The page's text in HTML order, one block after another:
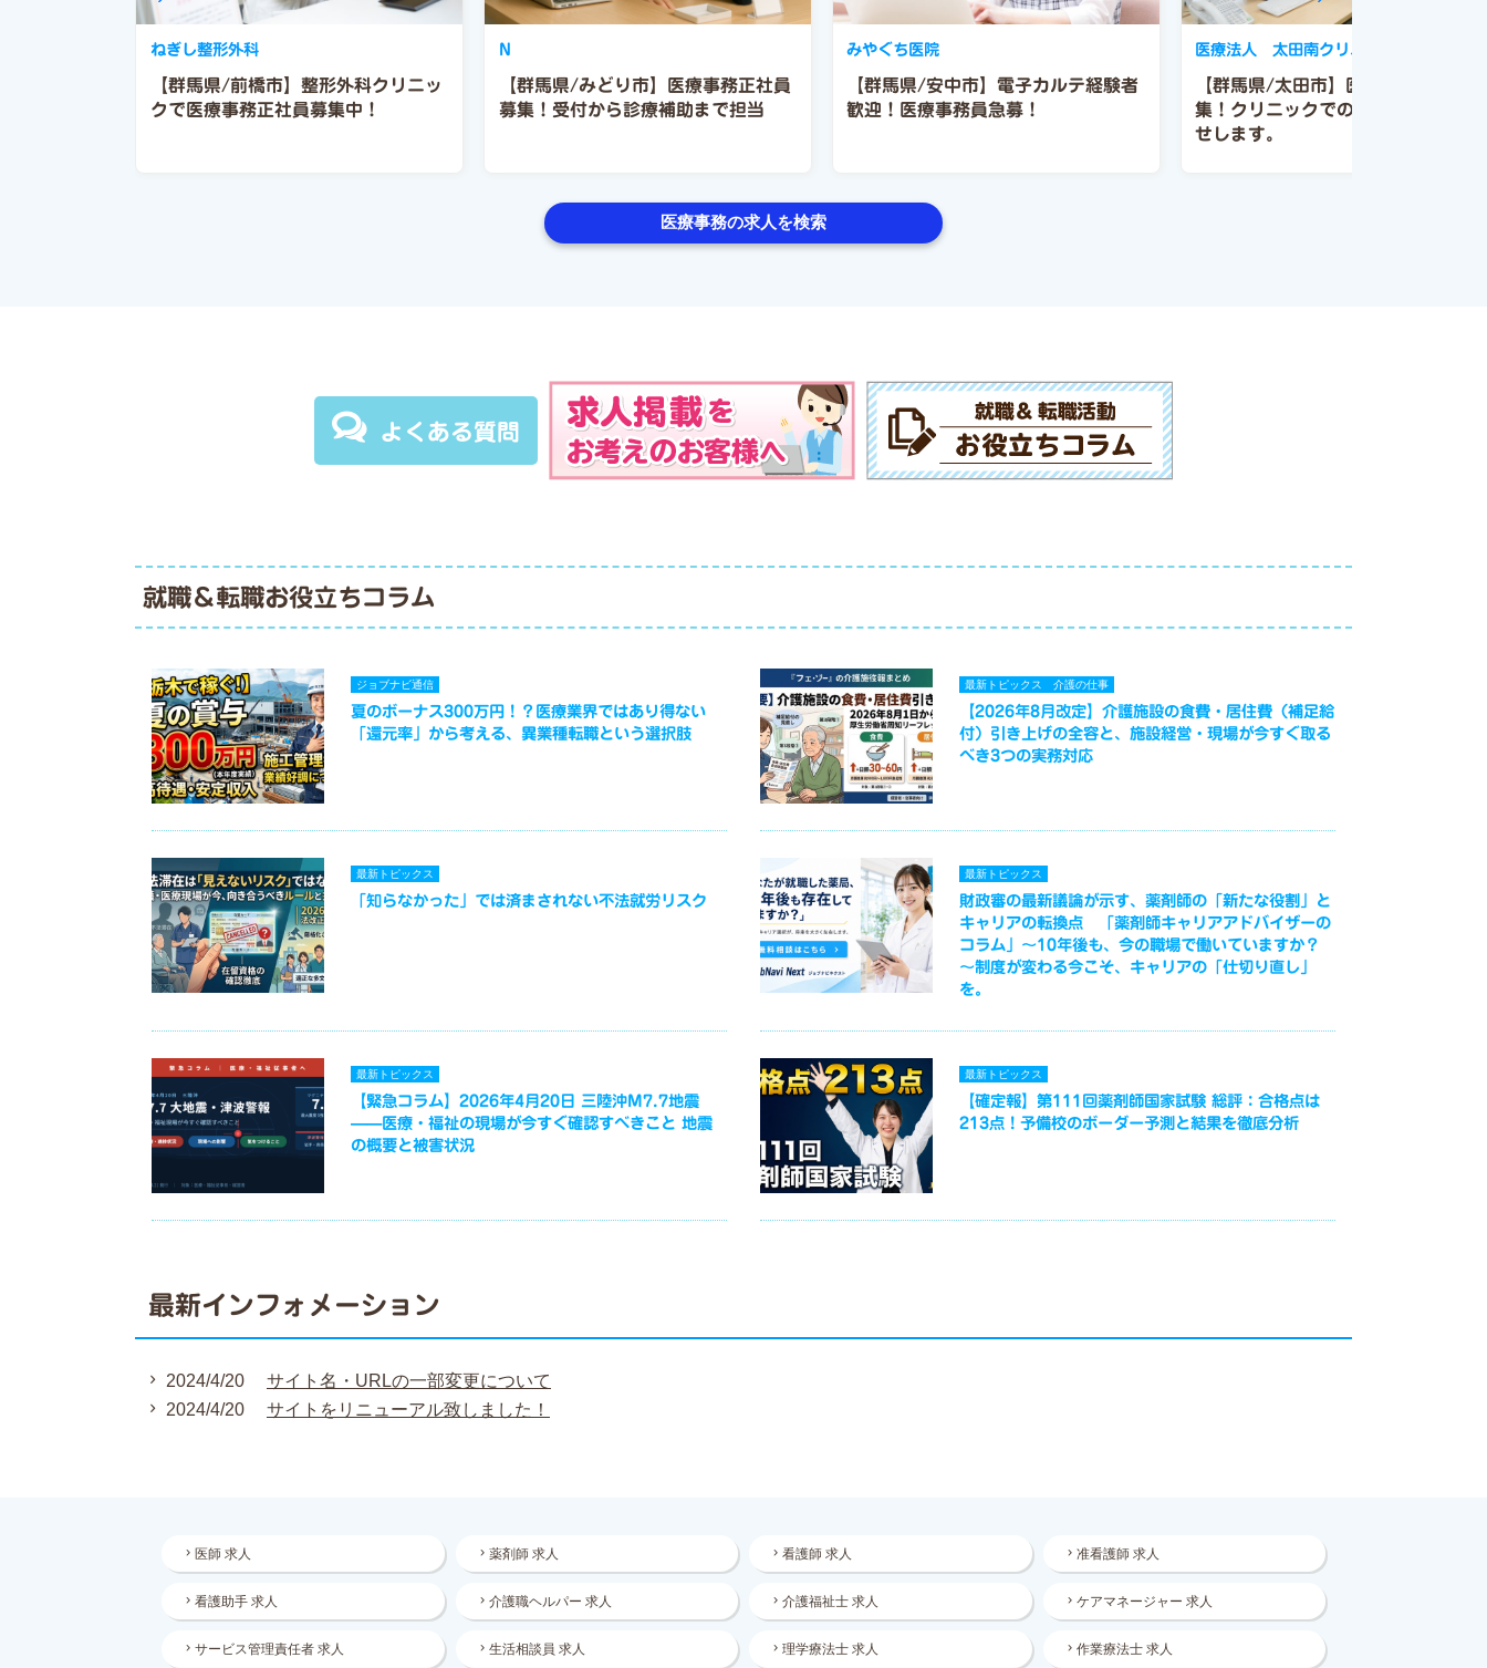
【群馬県/前橋市】整形外科クリニッ
クで医療事務正社員募集中！
ねぎし整形外科
【群馬県/みどり市】医療事務正社員
募集！受付から診療補助まで担当
N
【群馬県/安中市】電子カルテ経験者
歓迎！医療事務員急募！
みやぐち医院
【群馬県/太田市】医療事務パート募
集！クリニックでの事務全般をお任
せします。
医療法人 太田南クリニック
医療事務の求人を検索
よくある質問
就職＆転職お役立ちコラム
ジョブナビ通信
夏のボーナス300万円！？医療業界ではあり得ない
「還元率」から考える、異業種転職という選択肢
最新トピックス 介護の仕事
【2026年8月改定】介護施設の食費・居住費（補足給
付）引き上げの全容と、施設経営・現場が今すぐ取る
べき3つの実務対応
最新トピックス
「知らなかった」では済まされない不法就労リスク
最新トピックス
財政審の最新議論が示す、薬剤師の「新たな役割」と
キャリアの転換点 「薬剤師キャリアアドバイザーの
コラム」～10年後も、今の職場で働いていますか？
～制度が変わる今こそ、キャリアの「仕切り直し」
を。
最新トピックス
【緊急コラム】2026年4月20日 三陸沖M7.7地震
——医療・福祉の現場が今すぐ確認すべきこと 地震
の概要と被害状況
最新トピックス
【確定報】第111回薬剤師国家試験 総評：合格点は
213点！予備校のボーダー予測と結果を徹底分析
最新インフォメーション
2024/4/20
サイト名・URLの一部変更について
2024/4/20
サイトをリニューアル致しました！
医師 求人 薬剤師 求人 看護師 求人 准看護師 求人
看護助手 求人 介護職ヘルパー 求人 介護福祉士 求人 ケアマネージャー 求人
サービス管理責任者 求人 生活相談員 求人 理学療法士 求人 作業療法士 求人